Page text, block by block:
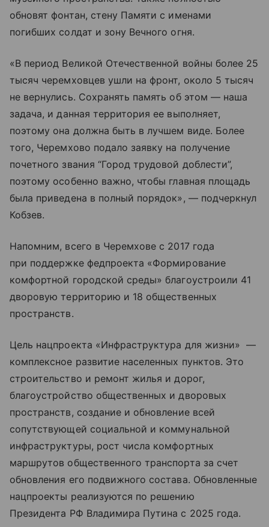
обновят фонтан, стену Памяти с именами
погибших солдат и зону Вечного огня.
«В период Великой Отечественной войны более 25
тысяч черемховцев ушли на фронт, около 5 тысяч
не вернулись. Сохранять память об этом — наша
задача, и данная территория ее выполняет,
поэтому она должна быть в лучшем виде. Более
того, Черемхово подало заявку на получение
почетного звания “Город трудовой доблести”,
поэтому особенно важно, чтобы главная площадь
была приведена в полный порядок», — подчеркнул
Кобзев.
Напомним, всего в Черемхове с 2017 года
при поддержке федпроекта «Формирование
комфортной городской среды» благоустроили 41
дворовую территорию и 18 общественных
пространств.
Цель нацпроекта «Инфраструктура для жизни» —
комплексное развитие населенных пунктов. Это
строительство и ремонт жилья и дорог,
благоустройство общественных и дворовых
пространств, создание и обновление всей
сопутствующей социальной и коммунальной
инфраструктуры, рост числа комфортных
маршрутов общественного транспорта за счет
обновления его подвижного состава. Обновленные
нацпроекты реализуются по решению
Президента РФ Владимира Путина с 2025 года.